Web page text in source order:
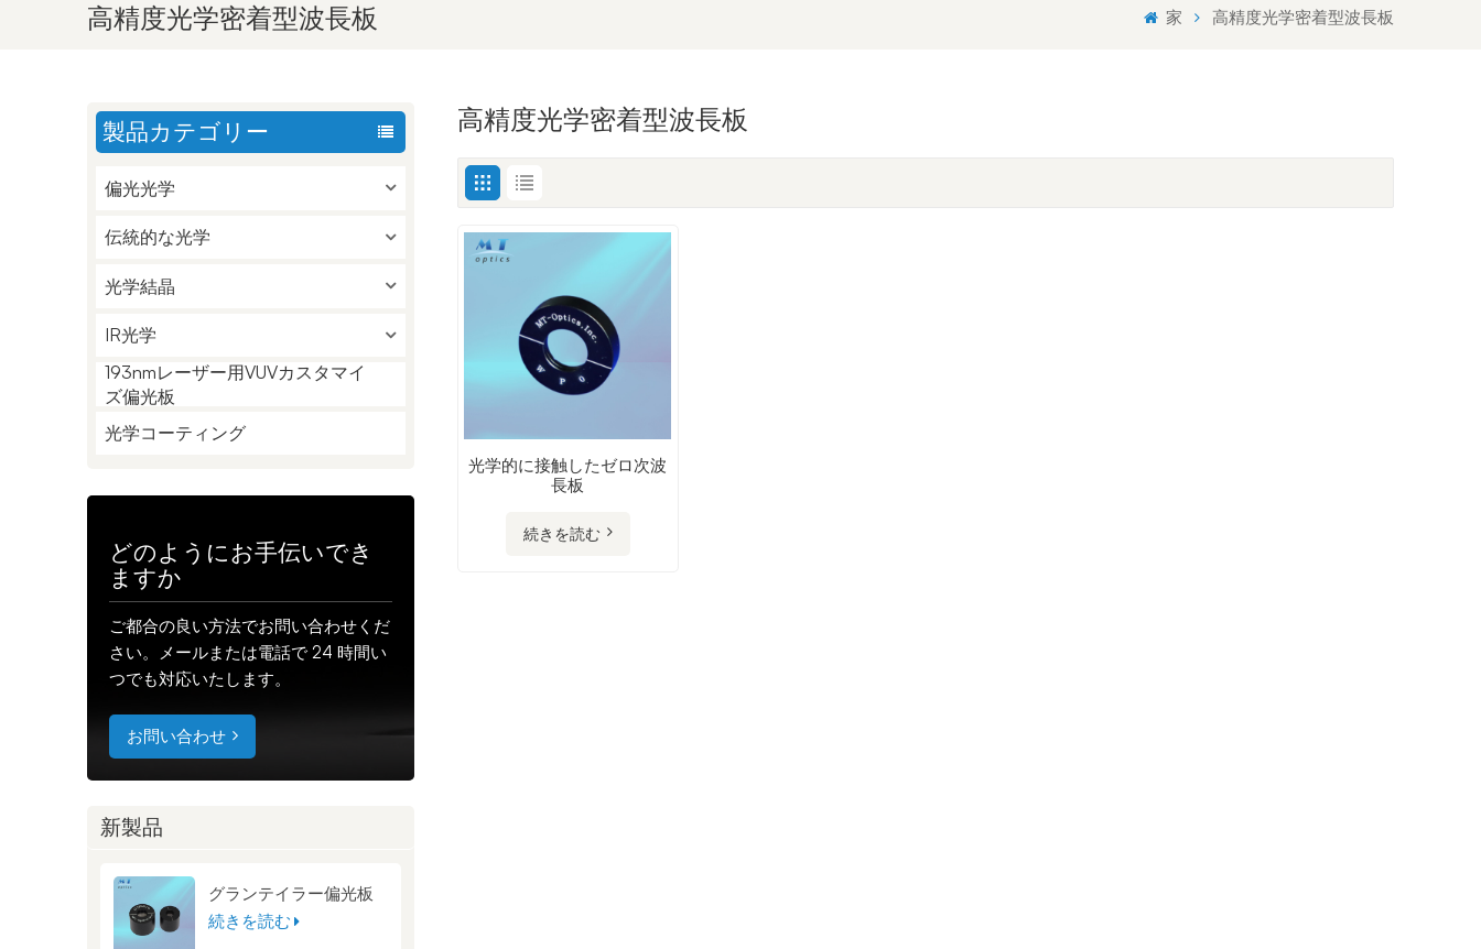
高精度光学密着型波長板 家 高精度光学密着型波長板
製品カテゴリー
偏光光学
伝統的な光学
光学結晶
IR光学
193nmレーザー用VUVカスタマイ
ズ偏光板
光学コーティング
どのようにお手伝いでき
ますか
ご都合の良い方法でお問い合わせくだ
さい。メールまたは電話で 24 時間い
つでも対応いたします。
お問い合わせ
新製品
グランテイラー偏光板
続きを読む
高精度光学密着型波長板
光学的に接触したゼロ次波
長板
続きを読む